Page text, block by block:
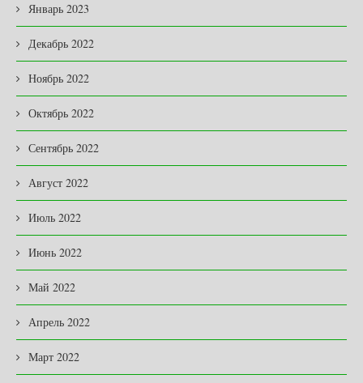
Январь 2023
Декабрь 2022
Ноябрь 2022
Октябрь 2022
Сентябрь 2022
Август 2022
Июль 2022
Июнь 2022
Май 2022
Апрель 2022
Март 2022